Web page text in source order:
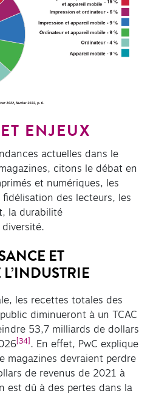
ENJEUX
actuelles dans le
citons le débat en
et numériques, les
des lecteurs, les
la durabilité
ET
les recettes totales des
diminueront à un TCAC
53,7 milliards de dollars
[34] . En effet, PwC explique
magazines devraient perdre
de revenus de 2021 à
est dû à des pertes dans la